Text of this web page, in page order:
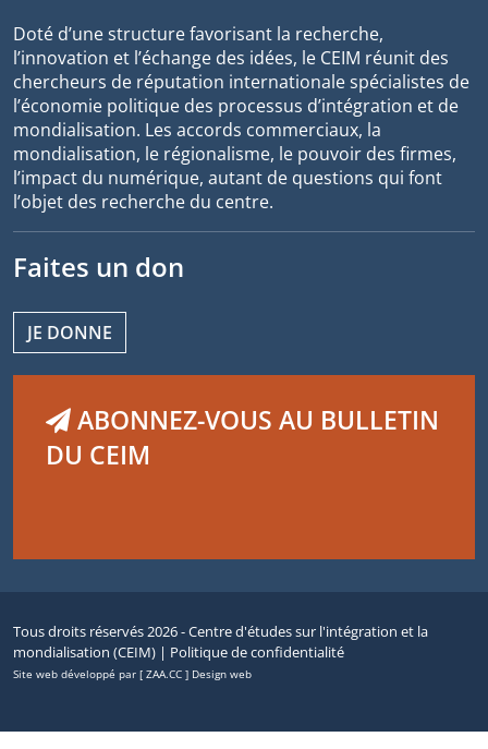
Doté d’une structure favorisant la recherche,
l’innovation et l’échange des idées, le CEIM réunit des
chercheurs de réputation internationale spécialistes de
l’économie politique des processus d’intégration et de
mondialisation. Les accords commerciaux, la
mondialisation, le régionalisme, le pouvoir des firmes,
l’impact du numérique, autant de questions qui font
l’objet des recherche du centre.
Faites un don
JE DONNE
ABONNEZ-VOUS AU BULLETIN
DU CEIM
Tous droits réservés 2026 - Centre d'études sur l'intégration et la
mondialisation (CEIM) | Politique de confidentialité
Site web développé par [ ZAA.CC ] Design web